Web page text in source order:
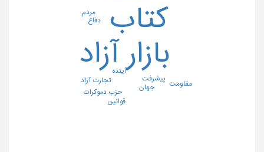
بازار آزاد
کتاب
آینده
پیشرفت
تجارت آزاد
جهان
حزب دموکرات
دفاع
قوانین
مردم
مقاومت